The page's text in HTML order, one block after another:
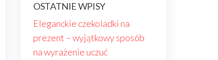
OSTATNIE WPISY
Eleganckie czekoladki na
prezent – wyjątkowy sposób
na wyrażenie uczuć